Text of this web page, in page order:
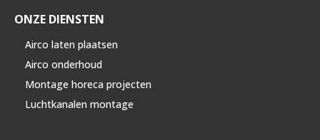
ONZE DIENSTEN
Airco laten plaatsen
Airco onderhoud
Montage horeca projecten
Luchtkanalen montage